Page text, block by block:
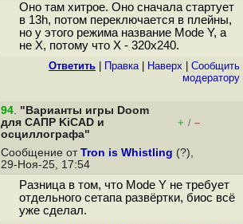
Оно там хитрое. Оно сначала стартует
в 13h, потом переключается в плейны,
но у этого режима название Mode Y, а
не X, потому что X - 320x240.
Ответить Правка| Наверх
Cообщить
модератору
94. "Варианты игры Doom
для САПР KiCAD и
осциллографа"
+ / –
Сообщение от Tron is Whistling (?),
29-Ноя-25, 17:54
Разница в том, что Mode Y не требует
отдельного сетапа развёртки, биос всё
уже сделал.